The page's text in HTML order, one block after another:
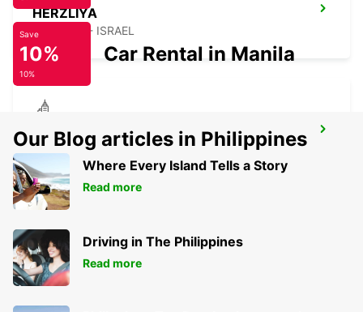
HERZLIYA
HERZLIYA - ISRAEL
KFAR SABA
KFAR SABA - ISRAEL
Save
10%
10%
Car Rental in Manila
Our Blog articles in Philippines
Where Every Island Tells a Story
Read more
Driving in The Philippines
Read more